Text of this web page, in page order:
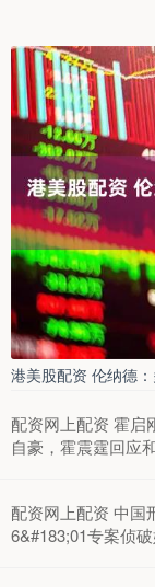
港美股配资 伦纳德
配资网上配资 霍启
自豪，霍震霆回应
配资网上配资 中国
6&#183;01专案侦